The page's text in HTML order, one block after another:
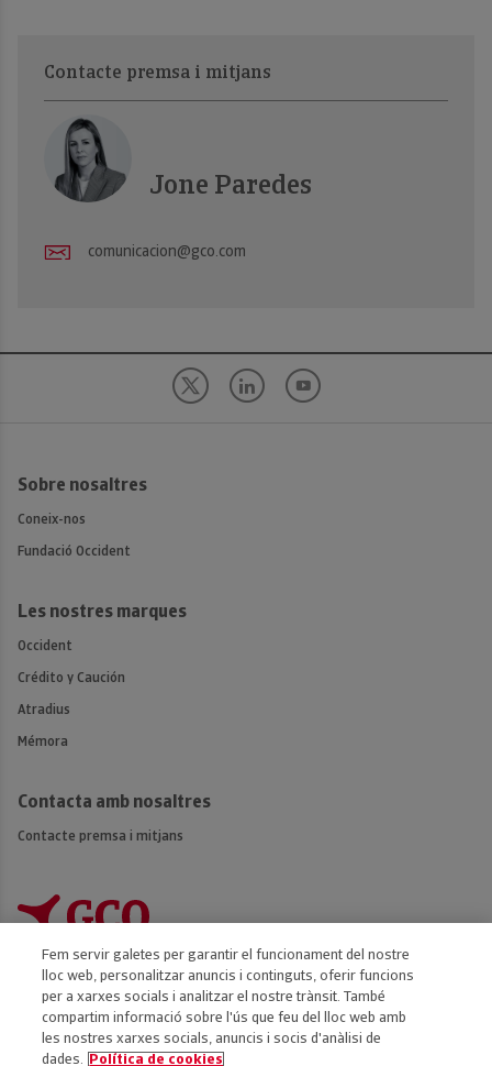
Contacte premsa i mitjans
Jone Paredes
comunicacion@gco.com
Sobre nosaltres
Coneix-nos
Fundació Occident
Les nostres marques
Occident
Crédito y Caución
Atradius
Mémora
Contacta amb nosaltres
Contacte premsa i mitjans
Accessibilitat
Avís legal
Fem servir galetes per garantir el funcionament del nostre
lloc web, personalitzar anuncis i continguts, oferir funcions
per a xarxes socials i analitzar el nostre trànsit. També
compartim informació sobre l'ús que feu del lloc web amb
les nostres xarxes socials, anuncis i socis d'anàlisi de
dades.
Política de cookies